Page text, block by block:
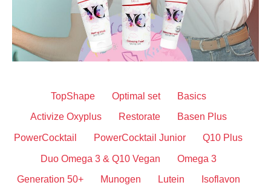
TopShape Optimal set Basics
Activize Oxyplus Restorate Basen Plus
PowerCocktail PowerCocktail Junior Q10 Plus
Duo Omega 3 & Q10 Vegan Omega 3
Generation 50+ Munogen Lutein Isoflavon